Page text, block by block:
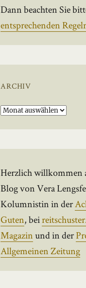
Dann beachten Sie
entsprechenden
ARCHIV
Archiv
Herzlich willkommen
Blog von Vera
Kolumnistin in der
Guten, bei
Magazinund in der
Allgemeinen Zeitung